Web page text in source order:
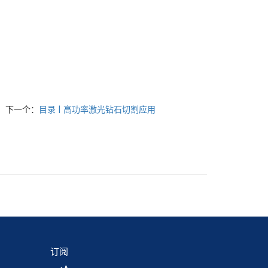
下一个： 目录 | 高功率激光钻石切割应用
订阅